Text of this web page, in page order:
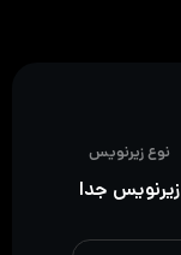
نوع زیرنویس
زیرنویس جدا